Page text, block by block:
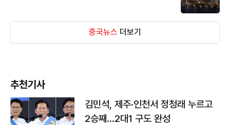
중국뉴스 더보기
추천기사
김민석, 제주·인천서 정청래 누르고
2승째…2대1 구도 완성